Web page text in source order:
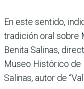
En este sentido,
tradición oral sobre
Benita Salinas,
Museo Histórico de
Salinas, autor de